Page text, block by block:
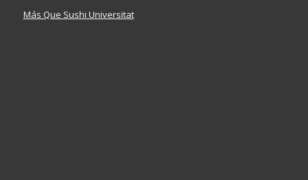
Más Que Sushi Universitat